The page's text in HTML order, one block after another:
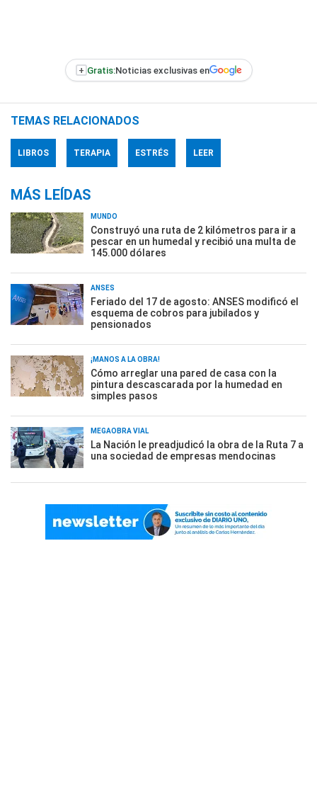
+ Gratis:Noticias exclusivas en
TEMAS RELACIONADOS
LIBROS TERAPIA ESTRÉS LEER
MÁS LEÍDAS
MUNDO
Construyó una ruta de 2 kilómetros para ir a
pescar en un humedal y recibió una multa de
145.000 dólares
ANSES
Feriado del 17 de agosto: ANSES modificó el
esquema de cobros para jubilados y
pensionados
¡MANOS A LA OBRA!
Cómo arreglar una pared de casa con la
pintura descascarada por la humedad en
simples pasos
MEGAOBRA VIAL
La Nación le preadjudicó la obra de la Ruta 7 a
una sociedad de empresas mendocinas